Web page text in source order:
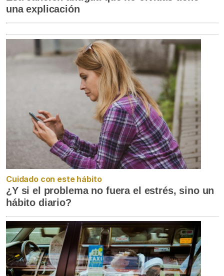
una explicación
Cuidado con este hábito
¿Y si el problema no fuera el estrés, sino un
hábito diario?